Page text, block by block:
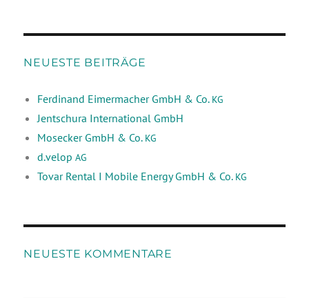
NEUESTE BEITRÄGE
Ferdinand Eimermacher GmbH & Co. KG
Jentschura International GmbH
Mosecker GmbH & Co. KG
d.velopAG
Tovar Rental I Mobile Energy GmbH & Co. KG
NEUESTE KOMMENTARE